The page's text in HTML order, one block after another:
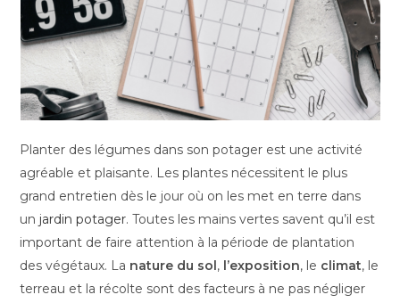
Planter des légumes dans son potager est une activité
agréable et plaisante. Les plantes nécessitent le plus
grand entretien dès le jour où on les met en terre dans
un jardin potager. Toutes les mains vertes savent qu’il est
important de faire attention à la période de plantation
des végétaux. La nature du sol, l’exposition, le climat, le
terreau et la récolte sont des facteurs à ne pas négliger